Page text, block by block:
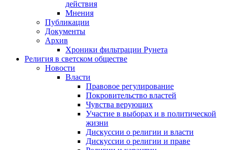
действия
Мнения
Публикации
Документы
Архив
Хроники фильтрации Рунета
Религия в светском обществе
Новости
Власти
Правовое регулирование
Покровительство властей
Чувства верующих
Участие в выборах и в политической
жизни
Дискуссии о религии и власти
Дискуссии о религии и праве